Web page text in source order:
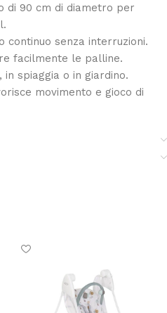
di 90 cm di diametro per
continuo senza interruzioni.
facilmente le palline.
spiaggia o in giardino.
movimento e gioco di